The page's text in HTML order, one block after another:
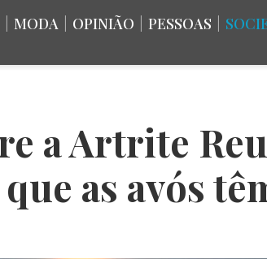
MODA OPINIÃO PESSOAS
a Artrite
as avós